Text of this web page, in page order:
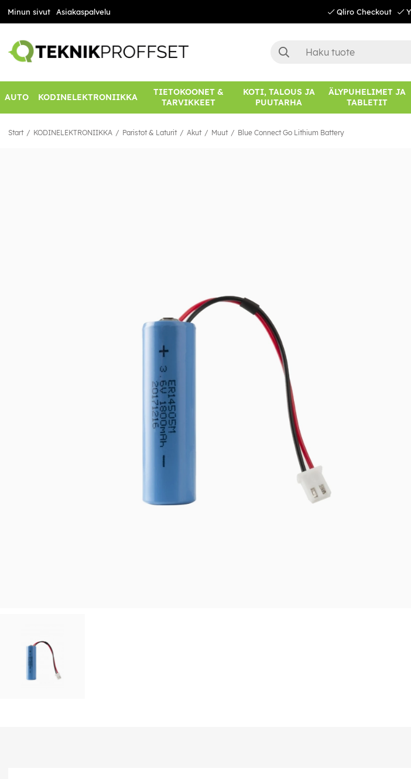
Minun sivut Asiakaspalvelu Qliro Checkout
AUTO KODINELEKTRONIIKKA
TIETOKOONET &
TARVIKKEET
KOTI, TALOUS JA
PUUTARHA
ÄLYPUHELIMET JA
TABLETIT
Start KODINELEKTRONIIKKA Paristot & Laturit Akut Muut Blue Connect Go Lithium Battery